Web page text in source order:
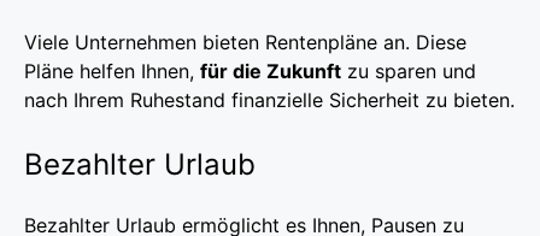
Viele Unternehmen bieten Rentenpläne an. Diese
Pläne helfen Ihnen, für die Zukunft zu sparen und
nach Ihrem Ruhestand finanzielle Sicherheit zu bieten.
Bezahlter Urlaub
Bezahlter Urlaub ermöglicht es Ihnen, Pausen zu